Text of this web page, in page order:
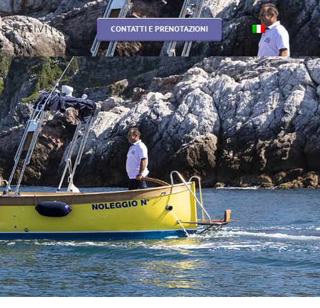
ATTIVITA’ CONTATTI E PRENOTAZIONI